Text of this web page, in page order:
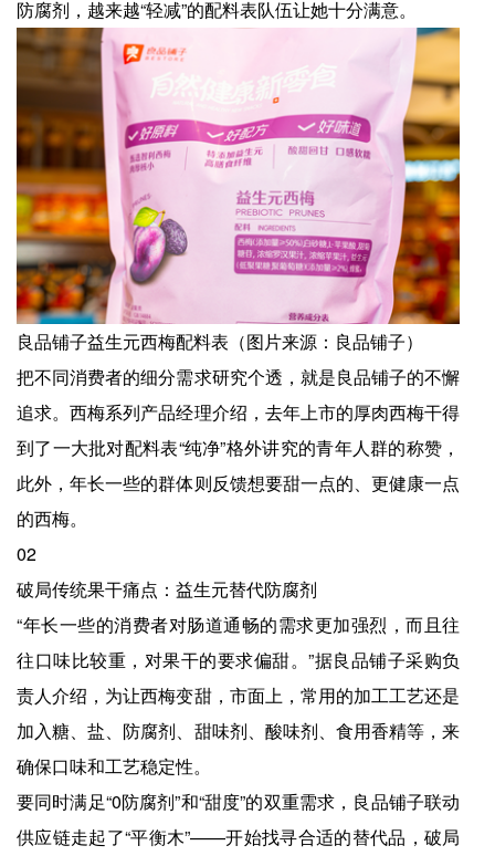
防腐剂，越来越“轻减”的配料表队伍让她十分满意。
良品铺子益生元西梅配料表（图片来源：良品铺子）
把不同消费者的细分需求研究个透，就是良品铺子的不懈
追求。西梅系列产品经理介绍，去年上市的厚肉西梅干得
到了一大批对配料表“纯净”格外讲究的青年人群的称赞，
此外，年长一些的群体则反馈想要甜一点的、更健康一点
的西梅。
02
破局传统果干痛点：益生元替代防腐剂
“年长一些的消费者对肠道通畅的需求更加强烈，而且往
往口味比较重，对果干的要求偏甜。”据良品铺子采购负
责人介绍，为让西梅变甜，市面上，常用的加工工艺还是
加入糖、盐、防腐剂、甜味剂、酸味剂、食用香精等，来
确保口味和工艺稳定性。
要同时满足“0防腐剂”和“甜度”的双重需求，良品铺子联动
供应链走起了“平衡木”——开始找寻合适的替代品，破局